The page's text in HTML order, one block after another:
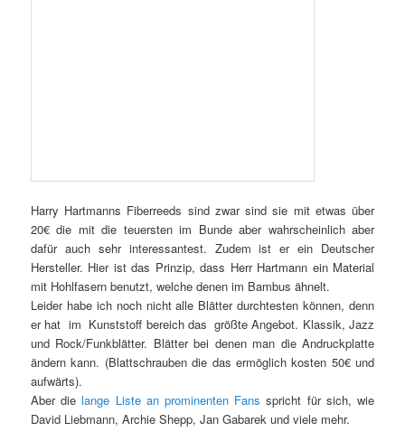
Harry Hartmanns Fiberreeds sind zwar sind sie mit etwas über
20€ die mit die teuersten im Bunde aber wahrscheinlich aber
dafür auch sehr interessantest. Zudem ist er ein Deutscher
Hersteller. Hier ist das Prinzip, dass Herr Hartmann ein Material
mit Hohlfasern benutzt, welche denen im Bambus ähnelt.
Leider habe ich noch nicht alle Blätter durchtesten können, denn
er hat im Kunststoff bereich das größte Angebot. Klassik, Jazz
und Rock/Funkblätter. Blätter bei denen man die Andruckplatte
ändern kann. (Blattschrauben die das ermöglich kosten 50€ und
aufwärts).
Aber dielange Liste an prominenten Fans spricht für sich, wie
David Liebmann, Archie Shepp, Jan Gabarek und viele mehr.